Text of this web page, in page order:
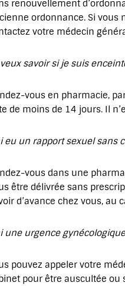
renouvellement
ordonnance. Si vous
votre médecin
savoir si je suis
vous en pharmacie,
de moins de 14 jours. Il
eu un rapport sexuel
vous dans une
être délivrée sans
d’avance chez vous, au
une urgence
pouvez appeler votre
pour être auscultée ou